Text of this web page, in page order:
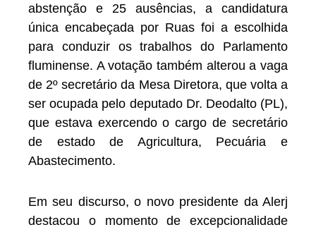
abstenção e 25 ausências, a candidatura
única encabeçada por Ruas foi a escolhida
para conduzir os trabalhos do Parlamento
fluminense. A votação também alterou a vaga
de 2º secretário da Mesa Diretora, que volta a
ser ocupada pelo deputado Dr. Deodalto (PL),
que estava exercendo o cargo de secretário
de estado de Agricultura, Pecuária e
Abastecimento.
Em seu discurso, o novo presidente da Alerj
destacou o momento de excepcionalidade